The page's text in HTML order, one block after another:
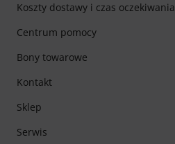
Koszty dostawy i czas oczekiwania
Centrum pomocy
Bony towarowe
Kontakt
Sklep
Serwis